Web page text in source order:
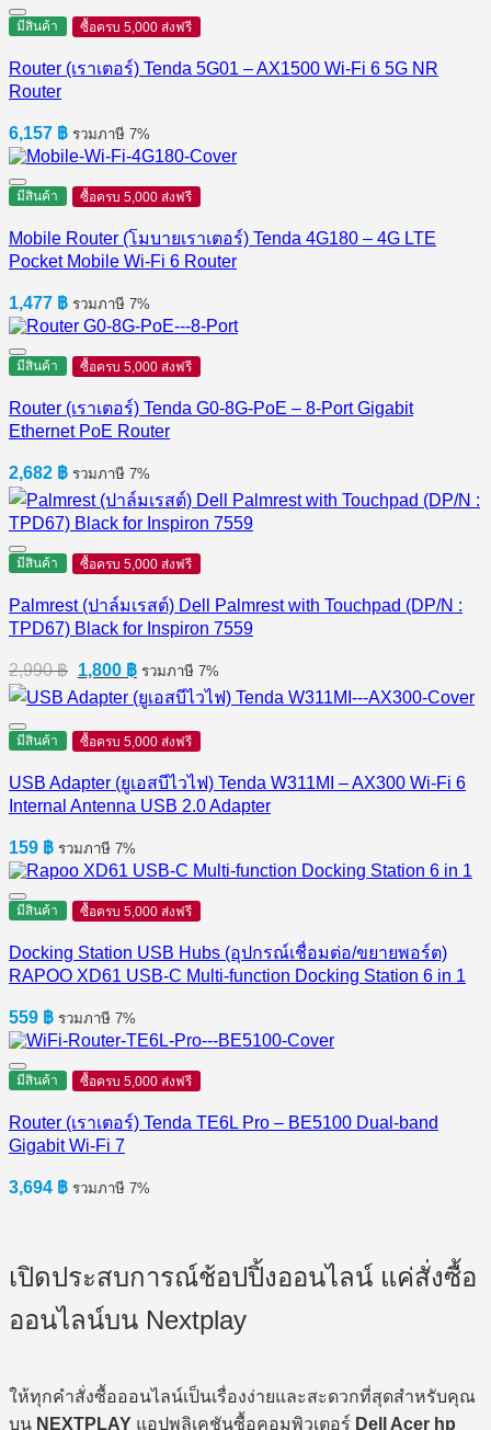
มีสินค้า ซื้อครบ 5,000 ส่งฟรี
Router (เราเตอร์) Tenda 5G01 – AX1500 Wi-Fi 6 5G NR
Router
6,157 ฿ รวมภาษี 7%
มีสินค้า ซื้อครบ 5,000 ส่งฟรี
Mobile Router (โมบายเราเตอร์) Tenda 4G180 – 4G LTE
Pocket Mobile Wi-Fi 6 Router
1,477 ฿ รวมภาษี 7%
มีสินค้า ซื้อครบ 5,000 ส่งฟรี
Router (เราเตอร์) Tenda G0-8G-PoE – 8-Port Gigabit
Ethernet PoE Router
2,682 ฿ รวมภาษี 7%
มีสินค้า ซื้อครบ 5,000 ส่งฟรี
Palmrest (ปาล์มเรสต์) Dell Palmrest with Touchpad (DP/N :
TPD67) Black for Inspiron 7559
2,990฿ Original
price
was:
2,990 ฿.
1,800 ฿Current
price
is:
1,800 ฿.
รวมภาษี 7%
มีสินค้า ซื้อครบ 5,000 ส่งฟรี
USB Adapter (ยูเอสบีไวไฟ) Tenda W311MI – AX300 Wi-Fi 6
Internal Antenna USB 2.0 Adapter
159 ฿ รวมภาษี 7%
มีสินค้า ซื้อครบ 5,000 ส่งฟรี
Docking Station USB Hubs (อุปกรณ์เชื่อมต่อ/ขยายพอร์ต)
RAPOO XD61 USB-C Multi-function Docking Station 6 in 1
559 ฿ รวมภาษี 7%
มีสินค้า ซื้อครบ 5,000 ส่งฟรี
Router (เราเตอร์) Tenda TE6L Pro – BE5100 Dual-band
Gigabit Wi-Fi 7
3,694 ฿ รวมภาษี 7%
เปิดประสบการณ์ช้อปปิ้งออนไลน์ แค่สั่งซื้อ
ออนไลน์บน Nextplay
ให้ทุกคำสั่งซื้อออนไลน์เป็นเรื่องง่ายและสะดวกที่สุดสำหรับคุณ
บน NEXTPLAY แอปพลิเคชันซื้อคอมพิวเตอร์ Dell Acer hp